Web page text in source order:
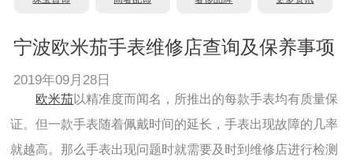
宁波欧米茄手表维修店查询及保养事项
2019年09月28日
欧米茄以精准度而闻名，所推出的每款手表均有质量保
证。但一款手表随着佩戴时间的延长，手表出现故障的几率
就越高。那么手表出现问题时就需要及时到维修店进行检测